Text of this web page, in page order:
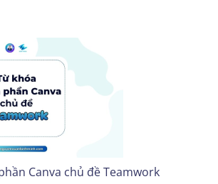
Canva chủ đề Teamwork